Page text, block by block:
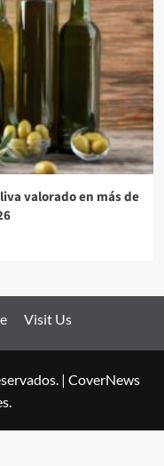
valorado en más de
Visit Us
| CoverNews